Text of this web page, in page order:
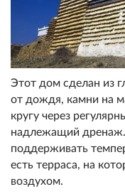
Этот дом сделан из
от дождя, камни на
кругу через
надлежащий
поддерживать
есть терраса, на
воздухом.